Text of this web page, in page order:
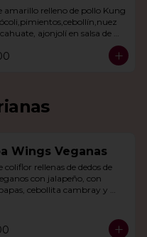
amarillo relleno de pollo Kung
ajonjolí en salsa de
Wings Veganas
coliflor rellenas de dedos de
con jalapeño, con
cebollita cambray y